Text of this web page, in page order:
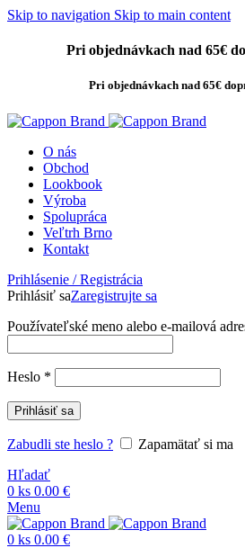
Skip to navigation Skip to main content
Pri objednávkach nad 65€
Pri objednávkach nad 65€
O nás
Obchod
Lookbook
Výroba
Spolupráca
Veľtrh Brno
Kontakt
Prihlásenie / Registrácia
Prihlásiť saZaregistrujte sa
Používateľské meno alebo e-mailová
Heslo *
Prihlásiť sa
Zabudli ste heslo ?
Zapamätať si ma
Hľadať
0 ks 0.00 €
Menu
0 ks 0.00 €